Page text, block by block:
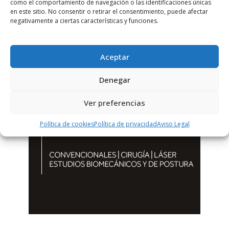
como el comportamiento de navegación o las identificaciones únicas
en este sitio. No consentir o retirar el consentimiento, puede afectar
negativamente a ciertas características y funciones.
Aceptar
Denegar
Ver preferencias
Política de cookiesPolítica de privacidadAviso Legal